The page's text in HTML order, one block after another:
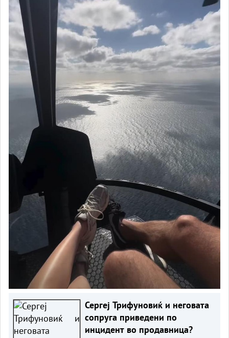
Сергеј Трифуновиќ и неговата
сопруга приведени по
инцидент во продавница?